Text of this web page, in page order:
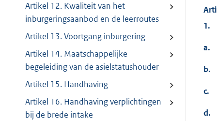
Artikel 12. Kwaliteit van het
inburgeringsaanbod en de leerroutes
Artikel 13. Voortgang inburgering
Artikel 14. Maatschappelijke
begeleiding van de asielstatushouder
Artikel 15. Handhaving
Artikel 16. Handhaving verplichtingen
bij de brede intake
1.
a.
b.
c.
d.